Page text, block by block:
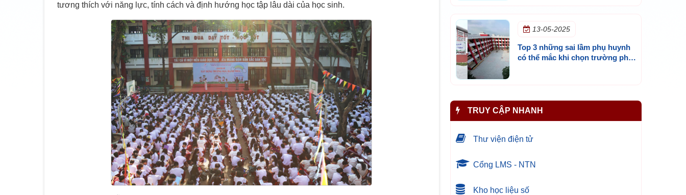
tương thích với năng lực, tính cách và định hướng học tập lâu dài của học sinh.
13-05-2025
Top 3 những sai lầm phụ huynh
có thể mắc khi chọn trường phổ
TRUY CẬP NHANH
Thư viện điện tử
Cổng LMS - NTN
Kho học liệu số